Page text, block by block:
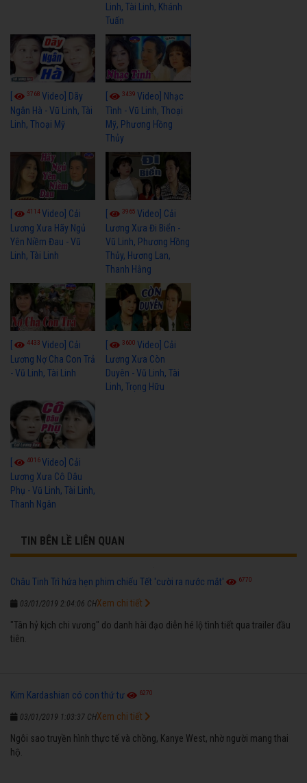
Linh, Tài Linh, Khánh
Tuấn
3768 Video] Dãy
Ngân Hà - Vũ Linh, Tài
Linh, Thoại Mỹ
3439Video] Nhạc
Tình - Vũ Linh, Thoại
Mỹ, Phương Hồng
Thủy
4114Video] Cải
Lương Xưa Hãy Ngủ
Yên Niềm Đau - Vũ
Linh, Tài Linh
3965Video] Cải
Lương Xưa Đi Biển -
Vũ Linh, Phương Hồng
Thủy, Hương Lan,
Thanh Hằng
4433 Video] Cải
Lương Nợ Cha Con Trả
- Vũ Linh, Tài Linh
3600Video] Cải
Lương Xưa Còn
Duyên - Vũ Linh, Tài
Linh, Trọng Hữu
[ 4016Video] Cải
Lương Xưa Cô Dâu
Phụ - Vũ Linh, Tài Linh,
Thanh Ngân
TIN BÊN LỀ LIÊN QUAN
Châu Tinh Trì hứa hẹn phim chiếu Tết 'cười ra nước mắt' 6770
03/01/2019 2:04:06 CH
"Tân hỷ kịch chi vương" do danh hài đạo diễn hé lộ tình tiết qua trailer đầu
tiên.
Xem chi tiết
Kim Kardashian có con thứ tư 6270
03/01/2019 1:03:37 CH
Ngôi sao truyền hình thực tế và chồng, Kanye West, nhờ người mang thai
hộ.
Xem chi tiết